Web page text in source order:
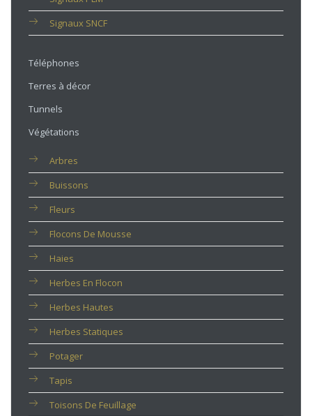
Signaux SNCF
Téléphones
Terres à décor
Tunnels
Végétations
Arbres
Buissons
Fleurs
Flocons De Mousse
Haies
Herbes En Flocon
Herbes Hautes
Herbes Statiques
Potager
Tapis
Toisons De Feuillage